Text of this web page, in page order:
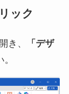
ック
き、
「デザ